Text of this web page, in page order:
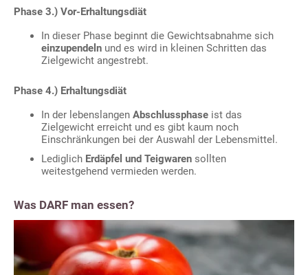
Phase 3.) Vor-Erhaltungsdiät
In dieser Phase beginnt die Gewichtsabnahme sich
einzupendeln und es wird in kleinen Schritten das
Zielgewicht angestrebt.
Phase 4.) Erhaltungsdiät
In der lebenslangen Abschlussphase ist das
Zielgewicht erreicht und es gibt kaum noch
Einschränkungen bei der Auswahl der Lebensmittel.
Lediglich Erdäpfel und Teigwaren sollten
weitestgehend vermieden werden.
Was DARF man essen?